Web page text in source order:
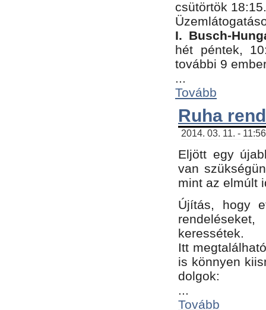
csütörtök 18:15.
I. Busch-
hét péntek,
további 9
...
Tovább
Ruha
2014. 03. 11. -
Eljött egy
van
mint az elmúlt
Újítás, hogy
keressétek.
Itt
is könnyen
dolgok:
...
Tovább